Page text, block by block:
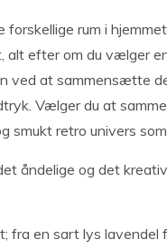
forskellige rum i
efter om du vælger
ved at sammensætte
Vælger du at
smukt retro univers
åndelige og det
fra en sart lys